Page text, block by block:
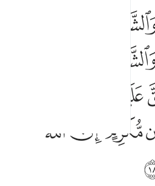
ﱽ
ﲆﲇﲈﲉ